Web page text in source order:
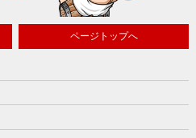
ページトップへ